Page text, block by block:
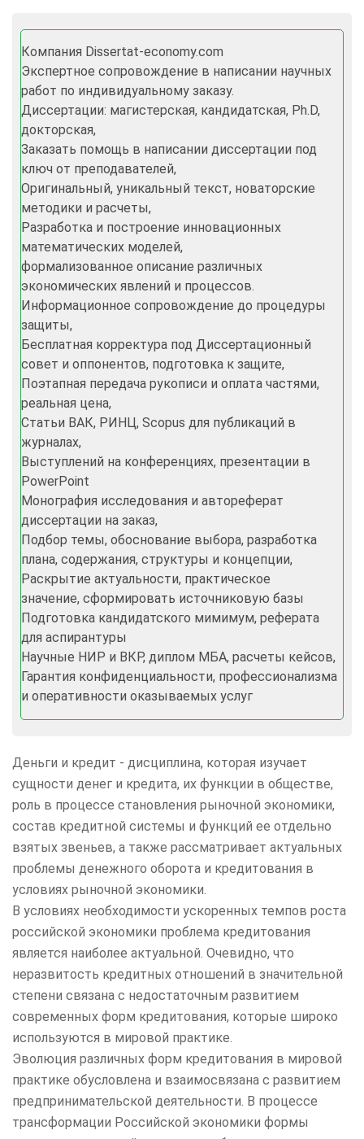
Компания Dissertat-economy.com
Экспертное сопровождение в написании научных
работ по индивидуальному заказу.
Диссертации: магистерская, кандидатская, Ph.D,
докторская,
Заказать помощь в написании диссертации под
ключ от преподавателей,
Оригинальный, уникальный текст, новаторские
методики и расчеты,
Разработка и построение инновационных
математических моделей,
формализованное описание различных
экономических явлений и процессов.​​​​​​​
Информационное сопровождение до процедуры
защиты,
Бесплатная корректура под Диссертационный
совет и оппонентов, подготовка к защите,
Поэтапная передача рукописи и оплата частями,
реальная цена,
Статьи ВАК, РИНЦ, Scopus для публикаций в
журналах,
​​​​​​​Выступлений на конференциях, презентации в
PowerPoint
Монография исследования и автореферат
диссертации на заказ,
Подбор темы, обоснование выбора, разработка
плана, содержания, структуры и концепции,
Раскрытие актуальности, практическое
значение, сформировать источниковую базы
Подготовка кандидатского мимимум, реферата
для аспирантуры
Научные НИР и ВКР, диплом МБА, расчеты кейсов,
Гарантия конфиденциальности, профессионализма
и оперативности оказываемых услуг
Деньги и кредит - дисциплина, которая изучает
сущности денег и кредита, их функции в обществе,
роль в процессе становления рыночной экономики,
состав кредитной системы и функций ее отдельно
взятых звеньев, а также рассматривает актуальных
проблемы денежного оборота и кредитования в
условиях рыночной экономики.
В условиях необходимости ускоренных темпов роста
российской экономики проблема кредитования
является наиболее актуальной. Очевидно, что
неразвитость кредитных отношений в значительной
степени связана с недостаточным развитием
современных форм кредитования, которые широко
используются в мировой практике.
Эволюция различных форм кредитования в мировой
практике обусловлена и взаимосвязана с развитием
предпринимательской деятельности. В процессе
трансформации Российской экономики формы